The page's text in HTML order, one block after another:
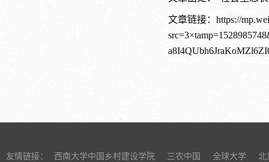
文章链接： https://
友情链接： 西南大学中国乡村建设学院 三农中国 全球大学 北